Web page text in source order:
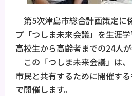
第5次津島市総合計画策定に
プ「つしま未来会議」を生涯学
高校生から高齢者までの24人が
この「つしま未来会議」は
市民と共有するために開催す
で開催します。